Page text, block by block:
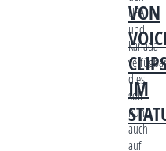
USA
und
Kanada
dies
soll
nun
auch
auf
VON
IM